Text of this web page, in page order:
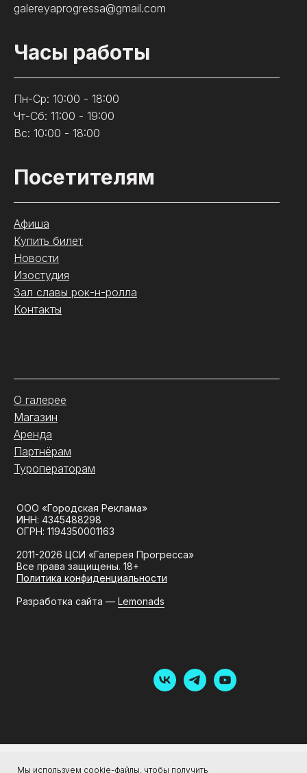
Мы используем cookie-файлы, чтобы получить
galereyaprogressa@gmail.com
Часы работы
Пн-Ср: 10:00 - 18:00
Чт-Сб: 11:00 - 19:00
Вс: 10:00 - 18:00
Посетителям
Афиша
Купить билет
Новости
Изостудия
Зал славы рок-н-ролла
Контакты
О галерее
Магазин
Аренда
Партнёрам
Туроператорам
ООО «Городская Реклама»
ИНН: 4345488298
ОГРН: 1194350001163
2011-2026 ЦСИ «Галерея Прогресса»
Все права защищены. 18+
Политика конфиденциальности
Разработка сайта — Lemonads